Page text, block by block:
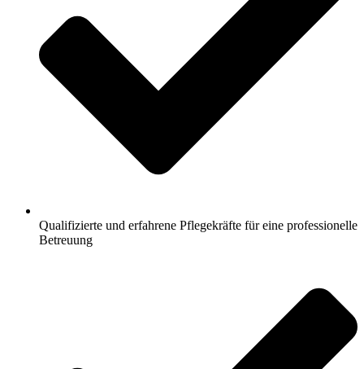
Qualifizierte und erfahrene Pflegekräfte für eine professionelle
Betreuung